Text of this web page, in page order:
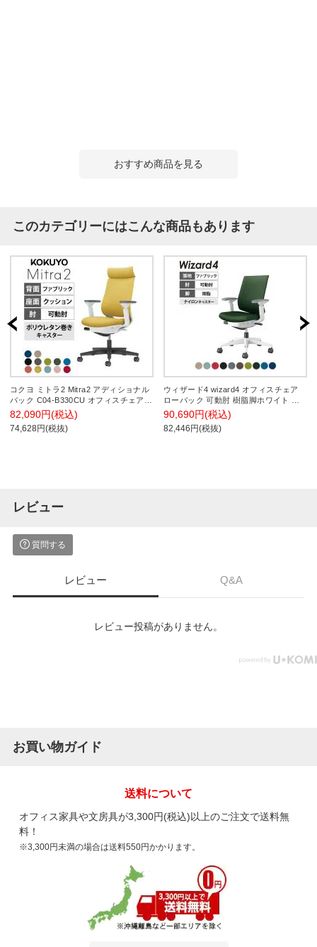
おすすめ商品を見る
このカテゴリーにはこんな商品もあります
コクヨ ミトラ2 Mitra2 アディショナル
バック C04-B330CU オフィスチェア
可動肘 樹脂脚 ウレタンキャスター 布
張り 本体ホワイトグレー
82,090円(税込)
74,628円(税抜)
ウィザード4 wizard4 オフィスチェア
ローバック 可動肘 樹脂脚ホワイト 本
体ホワイトグレー 布 ナイロンキャスタ
ー C06-W132CW-E1G4 | コクヨ オフ
ィスチェア
90,690円(税込)
82,446円(税抜)
レビュー
質問する
レビュー Q&A
レビュー投稿がありません。
お買い物ガイド
送料について
オフィス家具や文房具が3,300円(税込)以上のご注文で送料無
料！
※3,300円未満の場合は送料550円かかります。